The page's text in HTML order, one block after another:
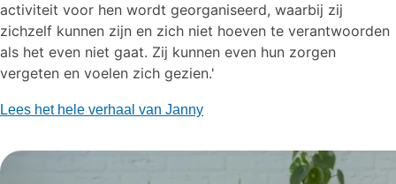
activiteit voor hen wordt georganiseerd, waarbij zij
zichzelf kunnen zijn en zich niet hoeven te verantwoorden
als het even niet gaat. Zij kunnen even hun zorgen
vergeten en voelen zich gezien.'
Lees het hele verhaal van Janny